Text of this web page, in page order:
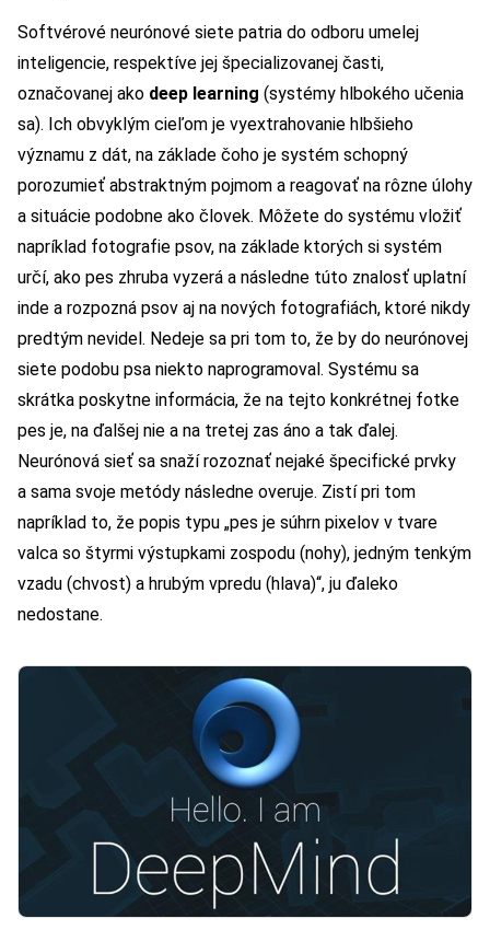
Softvérové neurónové siete patria do odboru umelej
inteligencie, respektíve jej špecializovanej časti,
označovanej ako deep learning (systémy hlbokého učenia
sa). Ich obvyklým cieľom je vyextrahovanie hlbšieho
významu z dát, na základe čoho je systém schopný
porozumieť abstraktným pojmom a reagovať na rôzne úlohy
a situácie podobne ako človek. Môžete do systému vložiť
napríklad fotografie psov, na základe ktorých si systém
určí, ako pes zhruba vyzerá a následne túto znalosť uplatní
inde a rozpozná psov aj na nových fotografiách, ktoré nikdy
predtým nevidel. Nedeje sa pri tom to, že by do neurónovej
siete podobu psa niekto naprogramoval. Systému sa
skrátka poskytne informácia, že na tejto konkrétnej fotke
pes je, na ďalšej nie a na tretej zas áno a tak ďalej.
Neurónová sieť sa snaží rozoznať nejaké špecifické prvky
a sama svoje metódy následne overuje. Zistí pri tom
napríklad to, že popis typu „pes je súhrn pixelov v tvare
valca so štyrmi výstupkami zospodu (nohy), jedným tenkým
vzadu (chvost) a hrubým vpredu (hlava)“, ju ďaleko
nedostane.